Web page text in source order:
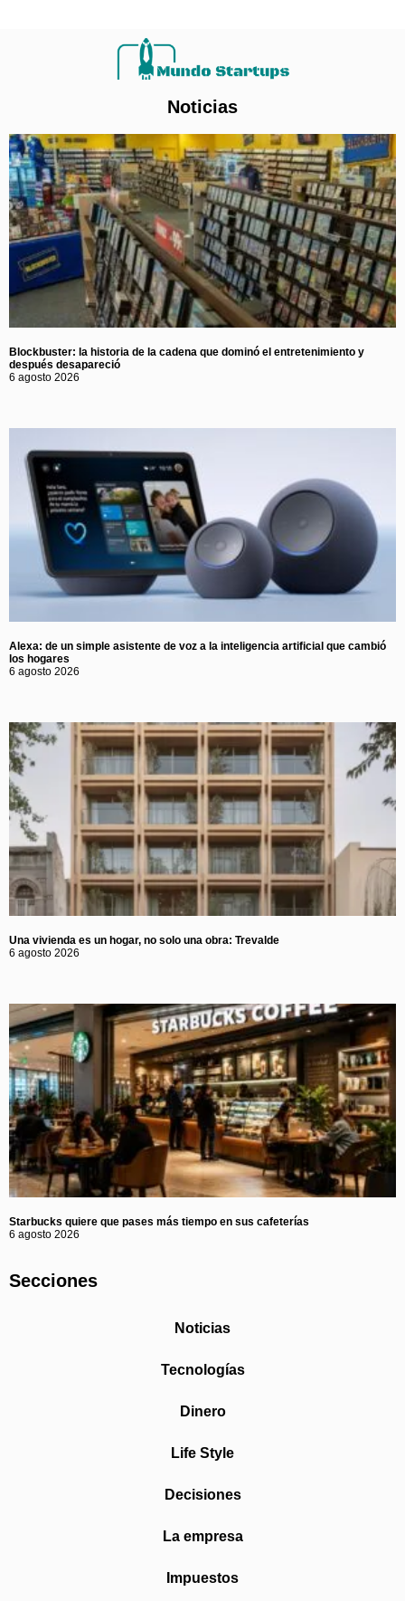
Noticias
Blockbuster: la historia de la cadena que dominó el entretenimiento y
después desapareció
6 agosto 2026
Alexa: de un simple asistente de voz a la inteligencia artificial que cambió
los hogares
6 agosto 2026
Una vivienda es un hogar, no solo una obra: Trevalde
6 agosto 2026
Starbucks quiere que pases más tiempo en sus cafeterías
6 agosto 2026
Secciones
Noticias
Tecnologías
Dinero
Life Style
Decisiones
La empresa
Impuestos